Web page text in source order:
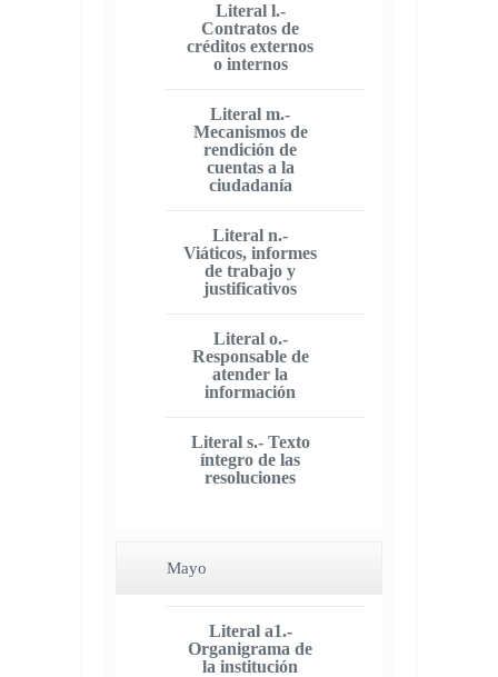
Literal l.-
Contratos de
créditos externos
o internos
Literal m.-
Mecanismos de
rendición de
cuentas a la
ciudadanía
Literal n.-
Viáticos, informes
de trabajo y
justificativos
Literal o.-
Responsable de
atender la
información
Literal s.- Texto
íntegro de las
resoluciones
Mayo
Literal a1.-
Organigrama de
la institución